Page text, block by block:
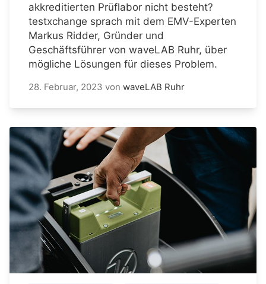
akkreditierten Prüflabor nicht besteht?
testxchange sprach mit dem EMV-Experten
Markus Ridder, Gründer und
Geschäftsführer von waveLAB Ruhr, über
mögliche Lösungen für dieses Problem.
28. Februar, 2023 von waveLAB Ruhr